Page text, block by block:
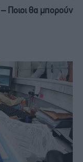
– Ποιοι θα μπορούν